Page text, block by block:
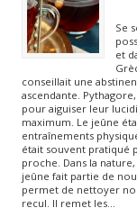
Se
et
conseillait une
ascendante.
pour aiguiser leur
maximum. Le jeûne
entraînements
était souvent pratiqué
proche. Dans la
jeûne fait partie de
permet de nettoyer
recul. Il remet les…